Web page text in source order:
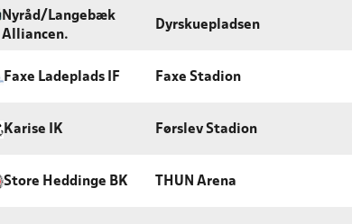
Nyråd/Langebæk
Alliancen.
Dyrskuepladsen
Faxe Ladeplads IF Faxe Stadion
Karise IK Førslev Stadion
Store Heddinge BK THUN Arena